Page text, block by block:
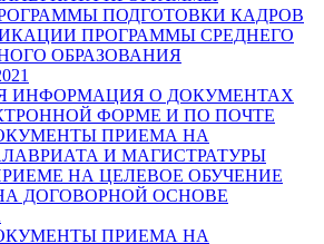
ПОДГОТОВКИ КАДРОВ
ПРОГРАММЫ СРЕДНЕГО
ОБРАЗОВАНИЯ
ИНФОРМАЦИЯ О ДОКУМЕНТАХ
ФОРМЕ И ПО ПОЧТЕ
ПРИЕМА НА
И МАГИСТРАТУРЫ
НА ЦЕЛЕВОЕ ОБУЧЕНИЕ
ДОГОВОРНОЙ ОСНОВЕ
ПРИЕМА НА